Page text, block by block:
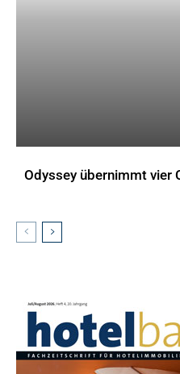
Odyssey übernimmt vier